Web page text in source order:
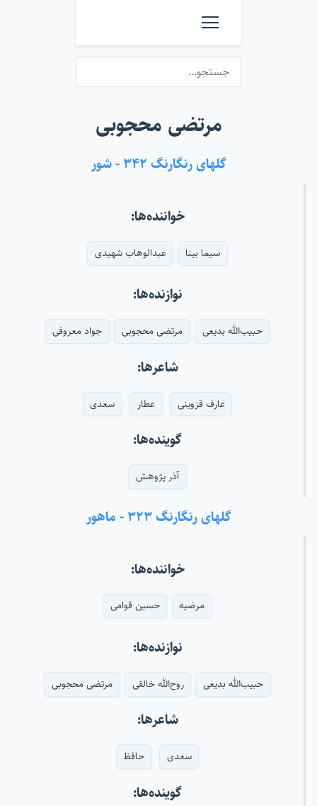
مرتضی محجوبی
گلهای رنگارنگ ۳۴۲ - شور
خواننده‌ها:
سیما بینا عبدالوهاب شهیدی
نوازنده‌ها:
حبیب‌الله بدیعی مرتضی محجوبی جواد معروفی
شاعرها:
عارف قزوینی عطار سعدی
گوینده‌ها:
آذر پژوهش
گلهای رنگارنگ ۳۲۳ - ماهور
خواننده‌ها:
مرضیه حسین قوامی
نوازنده‌ها:
حبیب‌الله بدیعی روح‌الله خالقی مرتضی محجوبی
شاعرها:
سعدی حافظ
گوینده‌ها: